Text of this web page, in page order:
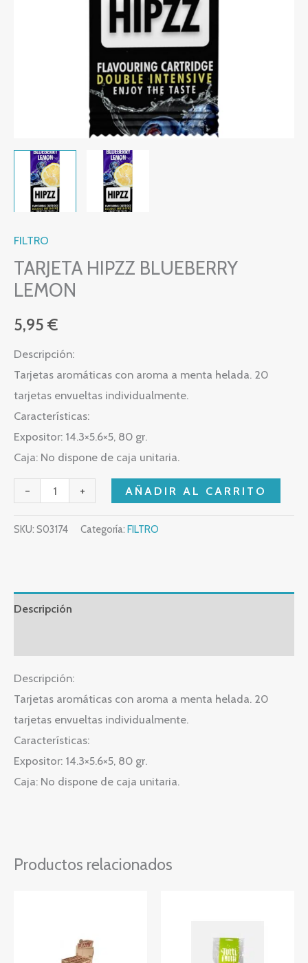
FILTRO
TARJETA HIPZZ BLUEBERRY
LEMON
5,95 €
Descripción:
Tarjetas aromáticas con aroma a menta helada. 20
tarjetas envueltas individualmente.
Características:
Expositor: 14.3×5.6×5, 80 gr.
Caja: No dispone de caja unitaria.
- + AÑADIR AL CARRITO
SKU: S03174 Categoría: FILTRO
Descripción
Descripción:
Tarjetas aromáticas con aroma a menta helada. 20
tarjetas envueltas individualmente.
Características:
Expositor: 14.3×5.6×5, 80 gr.
Caja: No dispone de caja unitaria.
Productos relacionados